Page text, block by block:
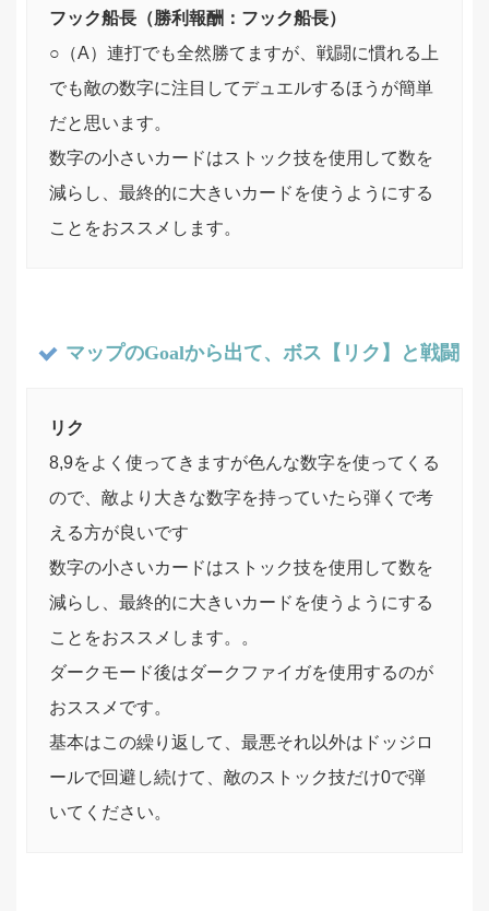
フック船長（勝利報酬：フック船長）
○（A）連打でも全然勝てますが、戦闘に慣れる上
でも敵の数字に注目してデュエルするほうが簡単
だと思います。
数字の小さいカードはストック技を使用して数を
減らし、最終的に大きいカードを使うようにする
ことをおススメします。
マップのGoalから出て、ボス【リク】と戦闘
リク
8,9をよく使ってきますが色んな数字を使ってくる
ので、敵より大きな数字を持っていたら弾くで考
える方が良いです
数字の小さいカードはストック技を使用して数を
減らし、最終的に大きいカードを使うようにする
ことをおススメします。。
ダークモード後はダークファイガを使用するのが
おススメです。
基本はこの繰り返して、最悪それ以外はドッジロ
ールで回避し続けて、敵のストック技だけ0で弾
いてください。